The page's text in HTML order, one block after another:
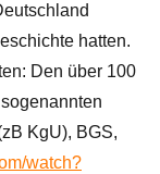
hatten.
Den über 100
KgU), BGS,
watch?